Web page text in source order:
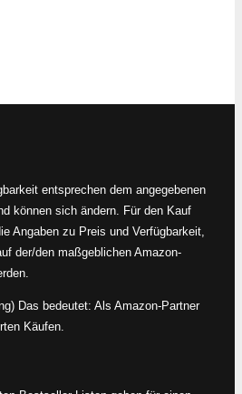
entsprechen dem angegebenen
können sich ändern. Für den Kauf
Angaben zu Preis und Verfügbarkeit,
der/den maßgeblichen Amazon-
Das bedeutet: Als Amazon-Partner
Käufen.